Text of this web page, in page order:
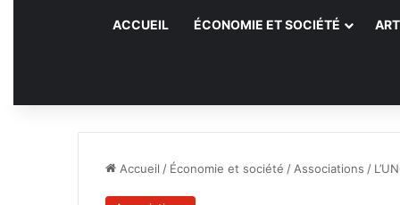
ACCUEIL ÉCONOMIE ET SOCIÉTÉ
Accueil / Économie et société / Associations /